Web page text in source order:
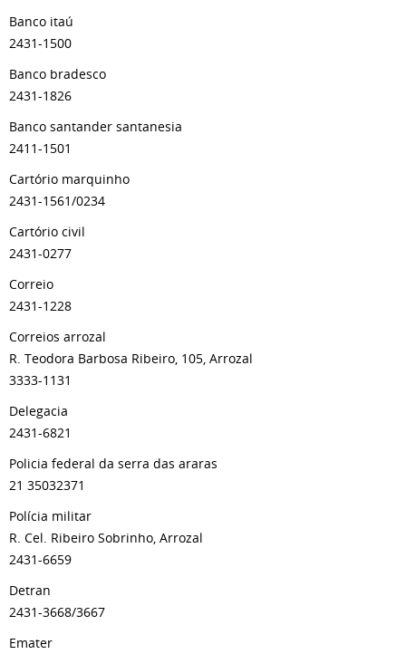
Banco itaú
2431-1500
Banco bradesco
2431-1826
Banco santander santanesia
2411-1501
Cartório marquinho
2431-1561/0234
Cartório civil
2431-0277
Correio
2431-1228
Correios arrozal
R. Teodora Barbosa Ribeiro, 105, Arrozal
3333-1131
Delegacia
2431-6821
Policia federal da serra das araras
21 35032371
Polícia militar
R. Cel. Ribeiro Sobrinho, Arrozal
2431-6659
Detran
2431-3668/3667
Emater